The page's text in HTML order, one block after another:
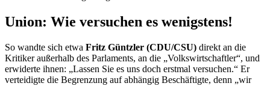
Union: Wie versuchen es wenigstens!
So wandte sich etwa Fritz Güntzler (CDU/CSU) direkt an die
Kritiker außerhalb des Parlaments, an die „Volkswirtschaftler“, und
erwiderte ihnen: „Lassen Sie es uns doch erstmal versuchen.“ Er
verteidigte die Begrenzung auf abhängig Beschäftigte, denn „wir